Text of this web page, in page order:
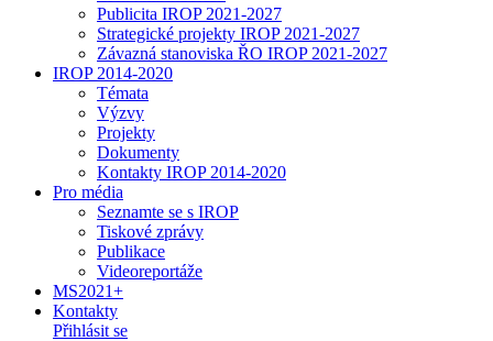
Publicita IROP 2021-2027
Strategické projekty IROP 2021-2027
Závazná stanoviska ŘO IROP 2021-2027
IROP 2014-2020
Témata
Výzvy
Projekty
Dokumenty
Kontakty IROP 2014-2020
Pro média
Seznamte se s IROP
Tiskové zprávy
Publikace
Videoreportáže
MS2021+
Kontakty
Přihlásit se